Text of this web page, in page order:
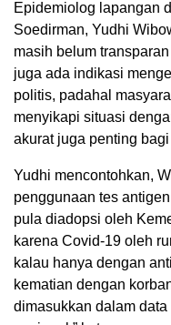
Epidemiolog lapangan
Soedirman, Yudhi
masih belum
juga ada indikasi
politis, padahal
menyikapi situasi
akurat juga penting
Yudhi mencontohkan,
penggunaan tes
pula diadopsi oleh
karena Covid-19 oleh
kalau hanya dengan
kematian dengan
dimasukkan dalam